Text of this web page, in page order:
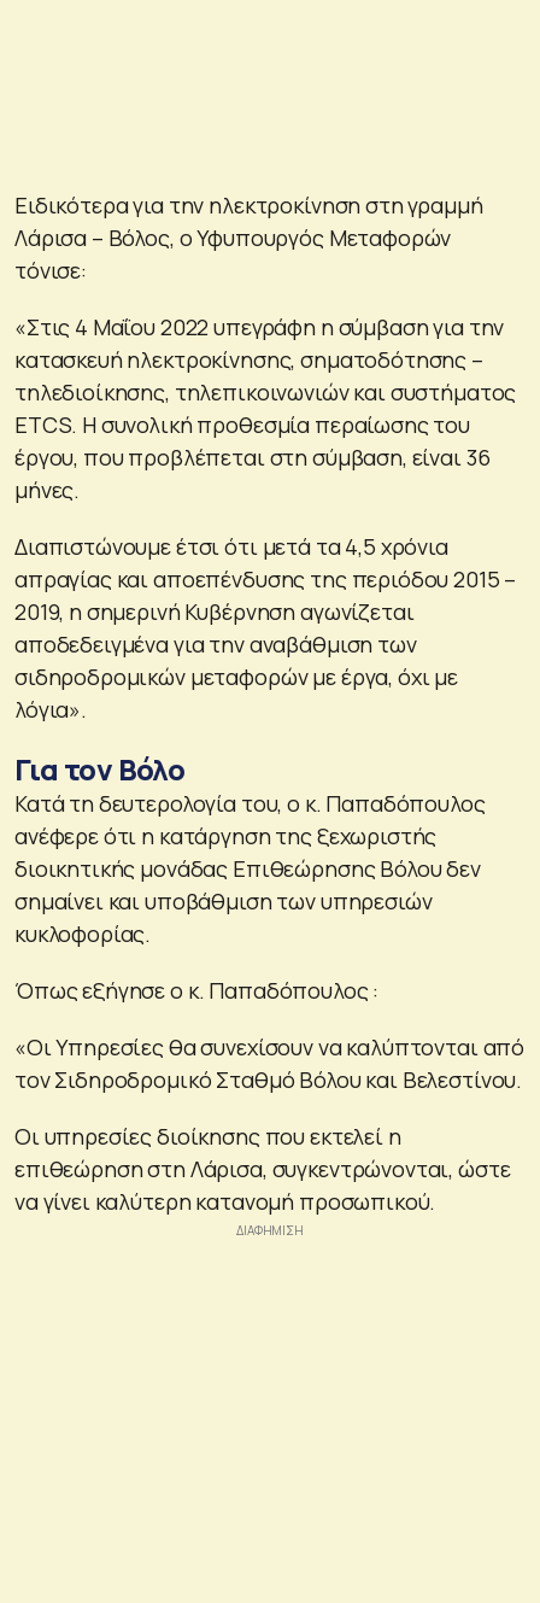
Ειδικότερα για την ηλεκτροκίνηση στη γραμμή
Λάρισα – Βόλος, ο Υφυπουργός Μεταφορών
τόνισε:
«Στις 4 Μαΐου 2022 υπεγράφη η σύμβαση για την
κατασκευή ηλεκτροκίνησης, σηματοδότησης –
τηλεδιοίκησης, τηλεπικοινωνιών και συστήματος
ETCS. Η συνολική προθεσμία περαίωσης του
έργου, που προβλέπεται στη σύμβαση, είναι 36
μήνες.
Διαπιστώνουμε έτσι ότι μετά τα 4,5 χρόνια
απραγίας και αποεπένδυσης της περιόδου 2015 –
2019, η σημερινή Κυβέρνηση αγωνίζεται
αποδεδειγμένα για την αναβάθμιση των
σιδηροδρομικών μεταφορών με έργα, όχι με
λόγια».
Για τον Βόλο
Κατά τη δευτερολογία του, ο κ. Παπαδόπουλος
ανέφερε ότι η κατάργηση της ξεχωριστής
διοικητικής μονάδας Επιθεώρησης Βόλου δεν
σημαίνει και υποβάθμιση των υπηρεσιών
κυκλοφορίας.
Όπως εξήγησε ο κ. Παπαδόπουλος :
«Οι Υπηρεσίες θα συνεχίσουν να καλύπτονται από
τον Σιδηροδρομικό Σταθμό Βόλου και Βελεστίνου.
Οι υπηρεσίες διοίκησης που εκτελεί η
επιθεώρηση στη Λάρισα, συγκεντρώνονται, ώστε
να γίνει καλύτερη κατανομή προσωπικού.